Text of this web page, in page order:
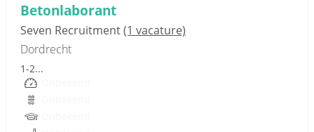
Betonlaborant
Seven Recruitment(1 vacature)
Dordrecht
1-2...